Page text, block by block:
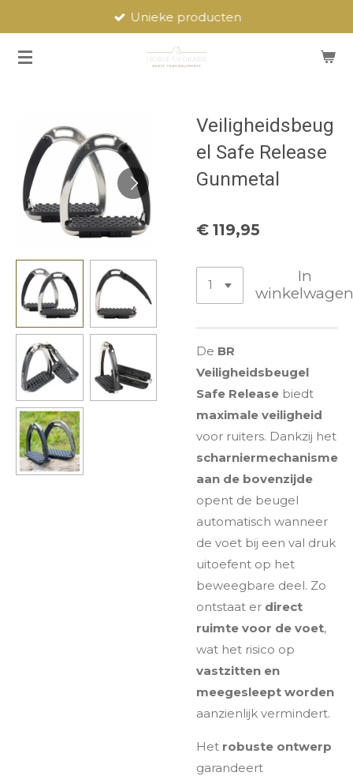
naar
Unieke producten
Veiligheidsbeug
el Safe Release
Gunmetal
€ 119,95
In
De BR
Veiligheidsbeugel
Safe Release biedt
maximale veiligheid
voor ruiters. Dankzij het
scharniermechanisme
aan de bovenzijde
opent de beugel
automatisch wanneer
de voet bij een val druk
uitoefent op het
beweegbare deel. Zo
ontstaat er direct
ruimte voor de voet,
wat het risico op
vastzitten en
meegesleept worden
aanzienlijk vermindert.
Het robuste ontwerp
garandeert